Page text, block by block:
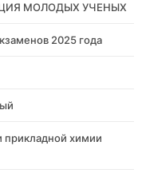
МОЛОДЫХ УЧЕНЫХ
2025 года
химии